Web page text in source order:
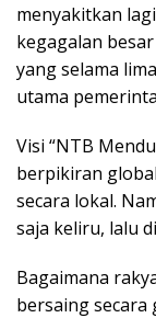
menyakitkan
kegagalan
yang selama
utama
Visi “NTB
berpikiran
secara lokal.
saja keliru, lalu
Bagaimana
bersaing